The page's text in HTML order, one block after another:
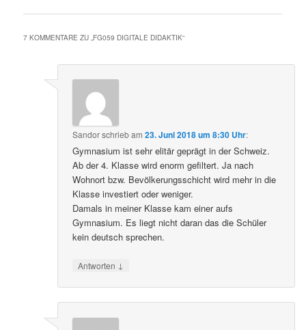
7 KOMMENTARE ZU „FG059 DIGITALE DIDAKTIK“
Sandorschriebam23. Juni 2018 um 8:30 Uhr:
Gymnasium ist sehr elitär geprägt in der Schweiz.
Ab der 4. Klasse wird enorm gefiltert. Ja nach
Wohnort bzw. Bevölkerungsschicht wird mehr in die
Klasse investiert oder weniger.
Damals in meiner Klasse kam einer aufs
Gymnasium. Es liegt nicht daran das die Schüler
kein deutsch sprechen.
Antworten ↓